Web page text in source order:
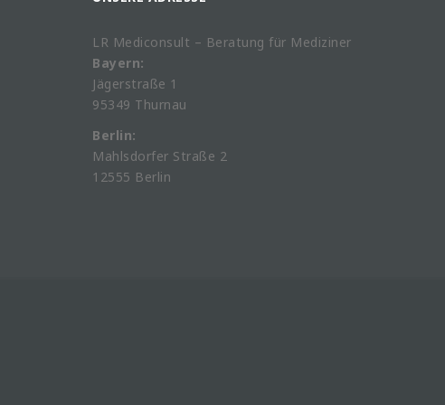
LR Mediconsult – Beratung für Mediziner
Bayern:
Jägerstraße 1
95349 Thurnau
Berlin:
Mahlsdorfer Straße 2
12555 Berlin